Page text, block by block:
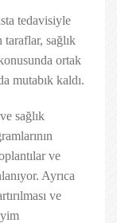
tedavisiyle
taraflar, sağlık
ortak
mutabık kaldı.
sağlık
ve
Ayrıca
ve